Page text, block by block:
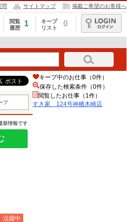
問 サイトマップ 掲載ご希望のお客様へ
閲覧
履歴
1
キープ
リスト
0
ログイン
プ
新情報です
活躍中
キープ中のお仕事（0件）
保存した検索条件（0件）
閲覧したお仕事（1件）
すき家 124号神栖木崎店